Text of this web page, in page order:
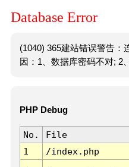
Database Error
(1040) 365建站错误警告：
因：1、数据库密码不对; 2
PHP Debug
No. File
1
/index.php